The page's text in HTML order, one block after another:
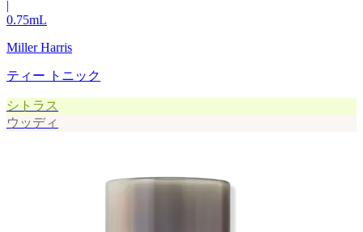
|
0.75mL
Miller Harris
ティー トニック
シトラス
ウッディ